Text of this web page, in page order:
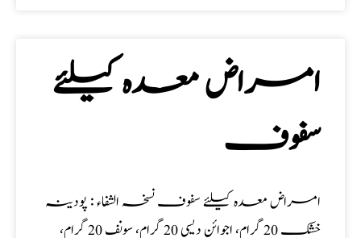
امراض معدہ کیلئے
سفوف
امراض معدہ کیلئے سفوف نسخہ الشفاء : پودینہ
خشک 20 گرام، اجوائن دیسی 20 گرام، سونف 20 گرام،